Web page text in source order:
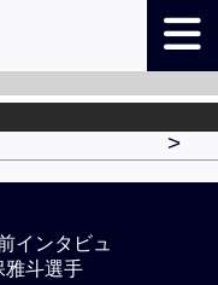
>
インタビュ
斗選手